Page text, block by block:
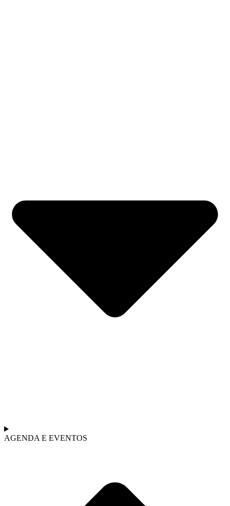
AGENDA E EVENTOS